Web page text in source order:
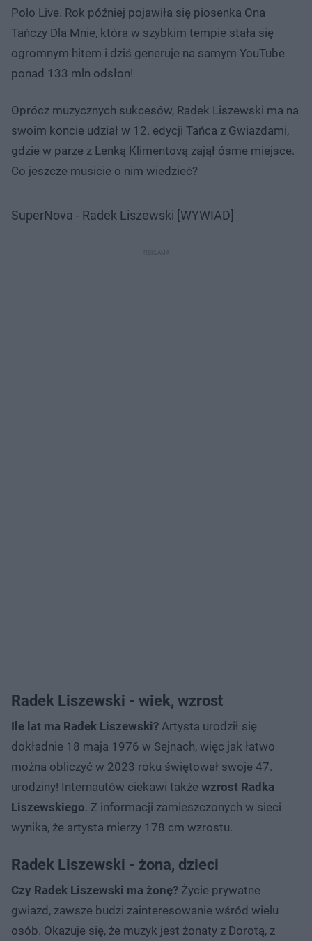
Polo Live. Rok później pojawiła się piosenka Ona
Tańczy Dla Mnie, która w szybkim tempie stała się
ogromnym hitem i dziś generuje na samym YouTube
ponad 133 mln odsłon!
Oprócz muzycznych sukcesów, Radek Liszewski ma na
swoim koncie udział w 12. edycji Tańca z Gwiazdami,
gdzie w parze z Lenką Klimentovą zajął ósme miejsce.
Co jeszcze musicie o nim wiedzieć?
SuperNova - Radek Liszewski [WYWIAD]
Radek Liszewski - wiek, wzrost
Ile lat ma Radek Liszewski? Artysta urodził się
dokładnie 18 maja 1976 w Sejnach, więc jak łatwo
można obliczyć w 2023 roku świętował swoje 47.
urodziny! Internautów ciekawi także wzrost Radka
Liszewskiego. Z informacji zamieszczonych w sieci
wynika, że artysta mierzy 178 cm wzrostu.
Radek Liszewski - żona, dzieci
Czy Radek Liszewski ma żonę? Życie prywatne
gwiazd, zawsze budzi zainteresowanie wśród wielu
osób. Okazuje się, że muzyk jest żonaty z Dorotą, z